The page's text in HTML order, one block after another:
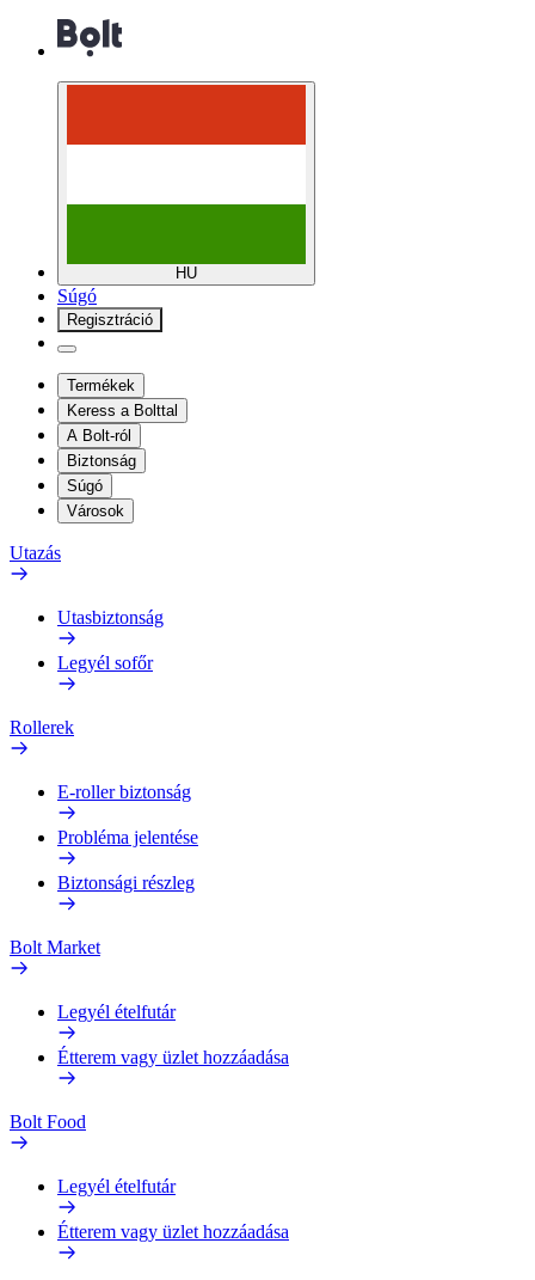
HU
Súgó
Regisztráció
Termékek
Keress a Bolttal
A Bolt-ról
Biztonság
Súgó
Városok
Utazás
Utasbiztonság
Legyél sofőr
Rollerek
E-roller biztonság
Probléma jelentése
Biztonsági részleg
Bolt Market
Legyél ételfutár
Étterem vagy üzlet hozzáadása
Bolt Food
Legyél ételfutár
Étterem vagy üzlet hozzáadása